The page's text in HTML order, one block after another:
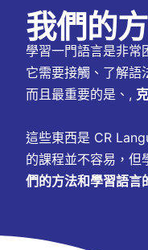
我們的
學習一門語言是非常
它需要接觸、了解語
而且最重要的是、,
這些東西是 CR
的課程並不容易，但
們的方法和學習語